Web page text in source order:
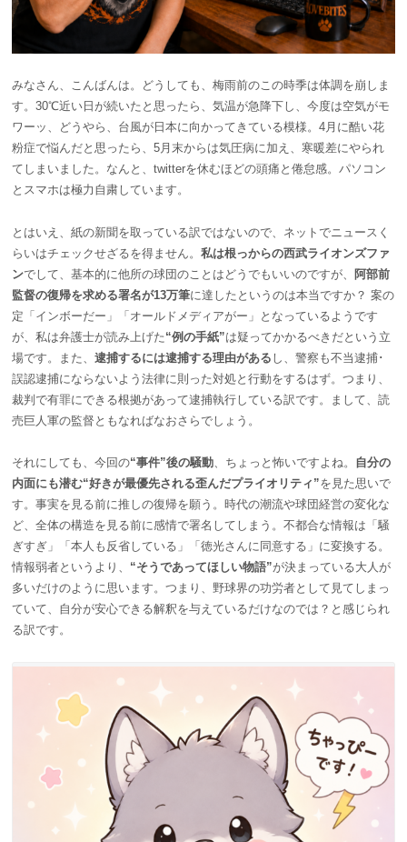
みなさん、こんばんは。どうしても、梅雨前のこの時季は体調を崩しま
す。30℃近い日が続いたと思ったら、気温が急降下し、今度は空気がモ
ワーッ、どうやら、台風が日本に向かってきている模様。4月に酷い花
粉症で悩んだと思ったら、5月末からは気圧病に加え、寒暖差にやられ
てしまいました。なんと、twitterを休むほどの頭痛と倦怠感。パソコン
とスマホは極力自粛しています。
とはいえ、紙の新聞を取っている訳ではないので、ネットでニュースく
らいはチェックせざるを得ません。 私は根っからの西武ライオンズファ
ンでして、基本的に他所の球団のことはどうでもいいのですが、 阿部前
監督の復帰を求める署名が13万筆に達したというのは本当ですか？ 案の
定「インボーだー」「オールドメディアがー」となっているようです
が、私は弁護士が読み上げた“例の手紙”は疑ってかかるべきだという立
場です。また、 逮捕するには逮捕する理由がある し、警察も不当逮捕･
誤認逮捕にならないよう法律に則った対処と行動をするはず。つまり、
裁判で有罪にできる根拠があって逮捕執行している訳です。まして、読
売巨人軍の監督ともなればなおさらでしょう。
それにしても、今回の“事件”後の騒動、ちょっと怖いですよね。 自分の
内面にも潜む“好きが最優先される歪んだプライオリティ”を見た思いで
す。事実を見る前に推しの復帰を願う。時代の潮流や球団経営の変化な
ど、全体の構造を見る前に感情で署名してしまう。不都合な情報は「騒
ぎすぎ」「本人も反省している」「徳光さんに同意する」に変換する。
情報弱者というより、 “そうであってほしい物語”が決まっている大人が
多いだけのように思います。つまり、野球界の功労者として見てしまっ
ていて、自分が安心できる解釈を与えているだけなのでは？と感じられ
る訳です。